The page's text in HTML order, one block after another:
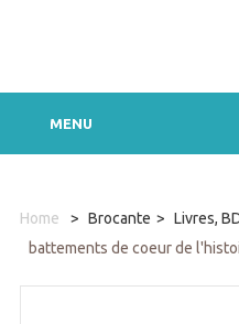
MENU
Home > Brocante > Livres,
battements de coeur de